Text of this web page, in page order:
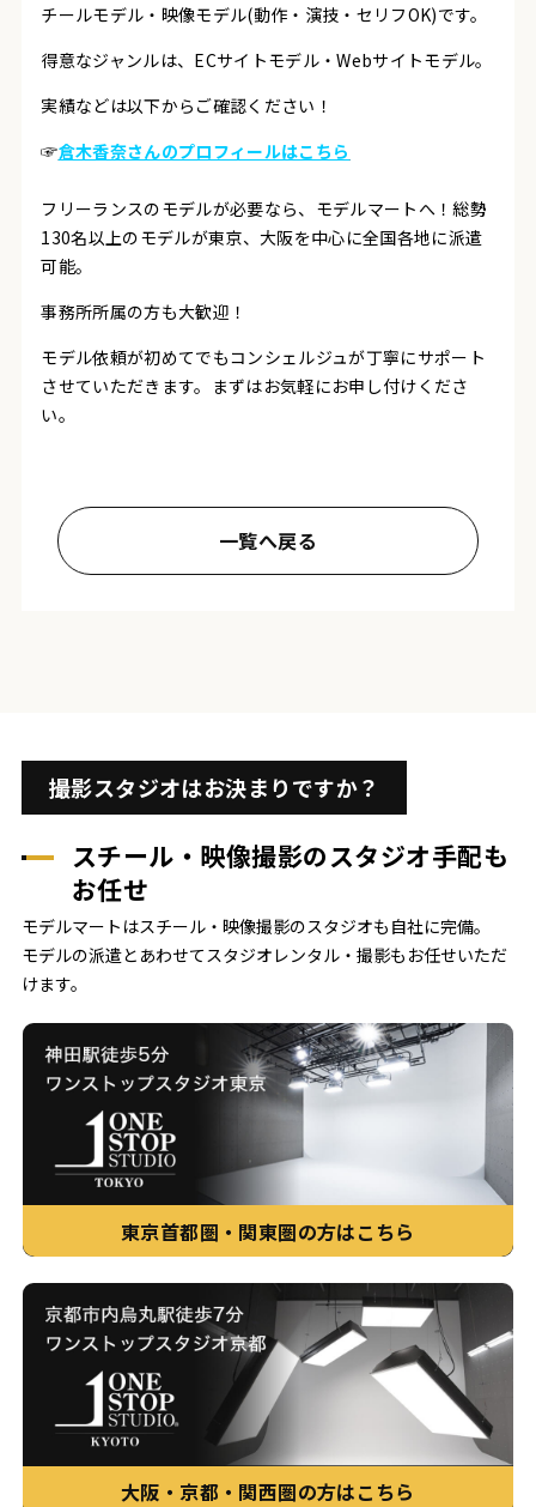
チールモデル・映像モデル(動作・演技・セリフOK)です。
得意なジャンルは、 ECサイトモデル・Webサイトモデル。
実績などは以下からご確認ください！
☞倉木香奈さんのプロフィールはこちら
フリーランスのモデルが必要なら、モデルマートへ！総勢
130名以上のモデルが東京、大阪を中心に全国各地に派遣
可能。
事務所所属の方も大歓迎！
モデル依頼が初めてでもコンシェルジュが丁寧にサポート
させていただきます。まずはお気軽にお申し付けくださ
い。
一覧へ戻る
撮影スタジオはお決まりですか？
スチール・映像撮影のスタジオ手配も
お任せ
モデルマートはスチール・映像撮影のスタジオも自社に完備。
モデルの派遣とあわせてスタジオレンタル・撮影もお任せいただ
けます。
東京首都圏・関東圏の方はこちら
大阪・京都・関西圏の方はこちら